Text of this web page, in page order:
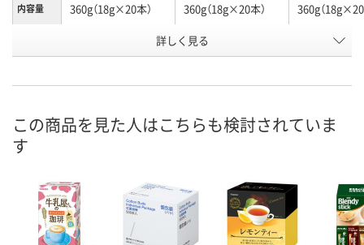
内容量 360g（18g×20本） 360g（18g×20本） 360g（18g×20
牛乳屋さんの珈琲 牛乳屋さん
お申込番
在庫 3点 7点 あり
数量
カゴへ
数量
カゴへ カ
詳しく見る
この商品を見た人はこちらも検討されていま
す